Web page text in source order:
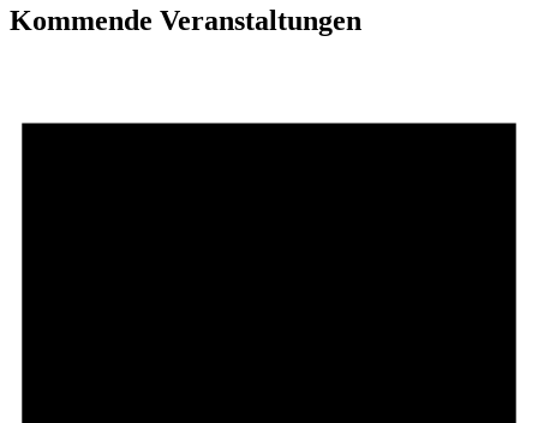
Kommende Veranstaltungen